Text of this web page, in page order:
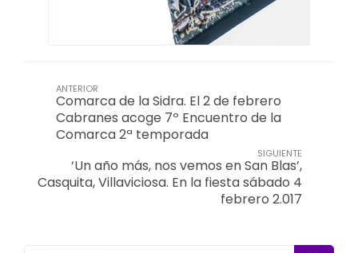
ANTERIOR
Comarca de la Sidra. El 2 de febrero
Cabranes acoge 7º Encuentro de la
Comarca 2ª temporada
SIGUIENTE
‘Un año más, nos vemos en San Blas’,
Casquita, Villaviciosa. En la fiesta sábado 4
febrero 2.017